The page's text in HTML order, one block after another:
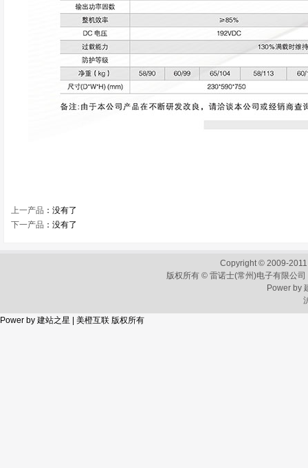
上一产品 ：没有了
下一产品 ：没有了
Copyright © 2009-
版权所有 © 雷诺士(常州)电子有限公
Power by
Power by 建站之星 美橙互联 版权所有